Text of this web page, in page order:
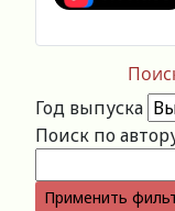
Год выпуска
Поиск по
Применить